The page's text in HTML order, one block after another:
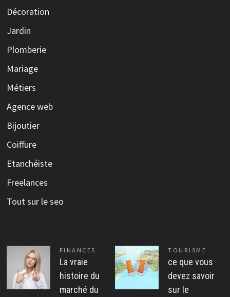
Décoration
Jardin
Plomberie
Mariage
Métiers
Agence web
Bijoutier
Coiffure
Etanchéiste
Freelances
Tout sur le seo
FINANCES
La vraie
histoire du
marché du
TOURISME
ce que vous
devez savoir
sur le